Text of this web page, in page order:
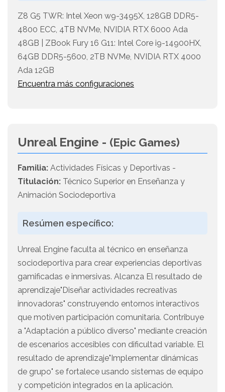
Z8 G5 TWR: Intel Xeon w9-3495X, 128GB DDR5-
4800 ECC, 4TB NVMe, NVIDIA RTX 6000 Ada
48GB | ZBook Fury 16 G11: Intel Core i9-14900HX,
64GB DDR5-5600, 2TB NVMe, NVIDIA RTX 4000
Ada 12GB
Encuentra más configuraciones
Unreal Engine - (Epic Games)
Familia: Actividades Físicas y Deportivas -
Titulación: Técnico Superior en Enseñanza y
Animación Sociodeportiva
Resúmen específico:
Unreal Engine faculta al técnico en enseñanza
sociodeportiva para crear experiencias deportivas
gamificadas e inmersivas. Alcanza El resultado de
aprendizaje"Diseñar actividades recreativas
innovadoras" construyendo entornos interactivos
que motiven participación comunitaria. Contribuye
a "Adaptación a público diverso" mediante creación
de escenarios accesibles con dificultad variable. El
resultado de aprendizaje"Implementar dinámicas
de grupo" se fortalece usando sistemas de equipo
y competición integrados en la aplicación.